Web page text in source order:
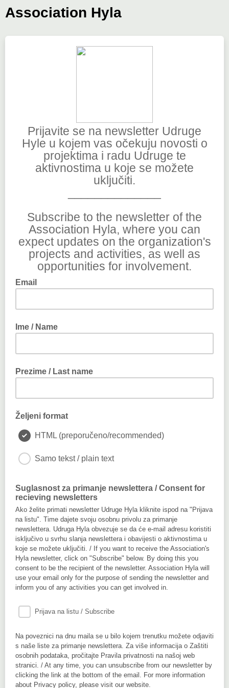
Association Hyla
Prijavite se na newsletter Udruge
Hyle u kojem vas očekuju novosti o
projektima i radu Udruge te
aktivnostima u koje se možete
uključiti.
Subscribe to the newsletter of the
Association Hyla, where you can
expect updates on the organization's
projects and activities, as well as
opportunities for involvement.
Email
Ime / Name
Prezime / Last name
Željeni format
HTML (preporučeno/recommended)
Samo tekst / plain text
Suglasnost za primanje newslettera / Consent for
recieving newsletters
Ako želite primati newsletter Udruge Hyla kliknite ispod na "Prijava
na listu". Time dajete svoju osobnu privolu za primanje
newslettera. Udruga Hyla obvezuje se da će e-mail adresu koristiti
isključivo u svrhu slanja newslettera i obavijesti o aktivnostima u
koje se možete uključiti. / If you want to receive the Association's
Hyla newsletter, click on "Subscribe" below. By doing this you
consent to be the recipient of the newsletter. Association Hyla will
use your email only for the purpose of sending the newsletter and
inform you of any activities you can get involved in.
Prijava na listu / Subscribe
Na poveznici na dnu maila se u bilo kojem trenutku možete odjaviti
s naše liste za primanje newslettera. Za više informacija o Zaštiti
osobnih podataka, pročitajte Pravila privatnosti na našoj web
stranici. / At any time, you can unsubscribe from our newsletter by
clicking the link at the bottom of the email. For more information
about Privacy policy, please visit our website.